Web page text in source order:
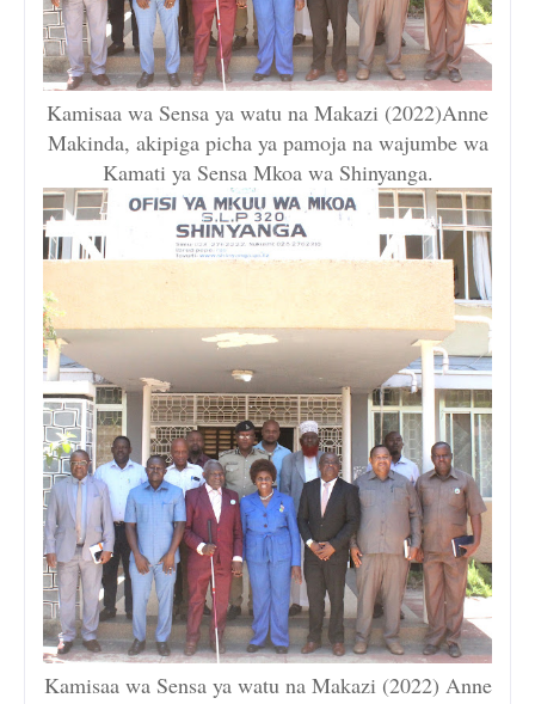
Kamisaa wa Sensa ya watu na Makazi (2022)Anne
Makinda, akipiga picha ya pamoja na wajumbe wa
Kamati ya Sensa Mkoa wa Shinyanga.
Kamisaa wa Sensa ya watu na Makazi (2022) Anne